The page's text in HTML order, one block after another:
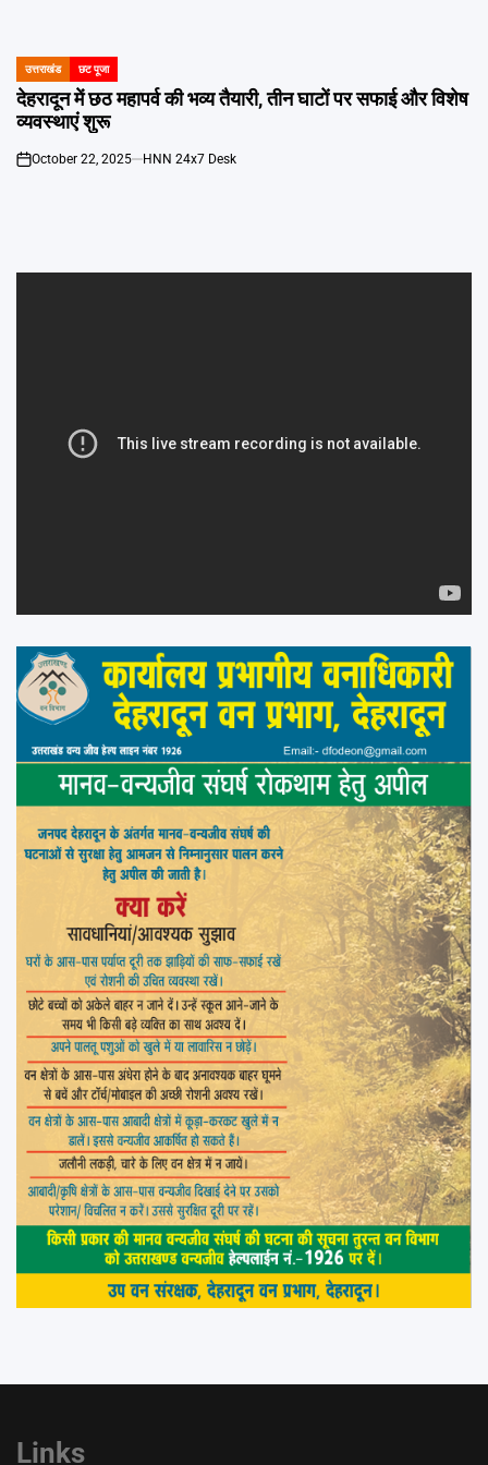
POSTED
IN
उत्तराखंड छट पूजा
देहरादून में छठ महापर्व की भव्य तैयारी, तीन घाटों पर सफाई और विशेष
व्यवस्थाएं शुरू
on
October 22, 2025 HNN 24x7 Desk
Links